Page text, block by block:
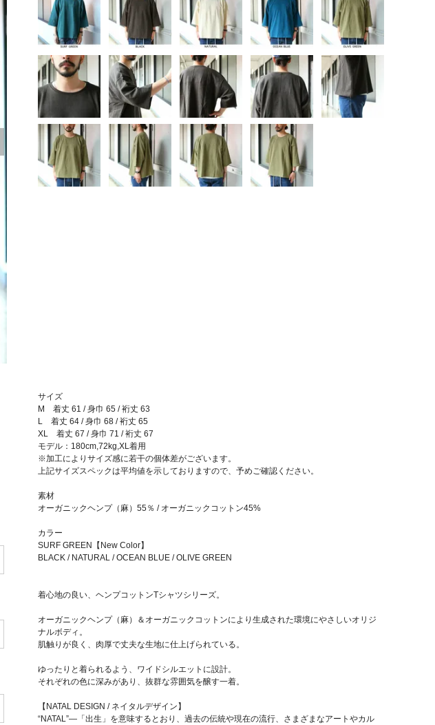
サイズ
M 着丈 61 / 身巾 65 / 裄丈 63
L 着丈 64 / 身巾 68 / 裄丈 65
XL 着丈 67 / 身巾 71 / 裄丈 67
モデル：180cm,72kg,XL着用
※加工によりサイズ感に若干の個体差がございます。
上記サイズスペックは平均値を示しておりますので、予めご確認ください。
素材
オーガニックヘンプ（麻）55％ / オーガニックコットン45%
カラー
SURF GREEN【New Color】
BLACK / NATURAL / OCEAN BLUE / OLIVE GREEN
着心地の良い、ヘンプコットンTシャツシリーズ。
オーガニックヘンプ（麻）＆オーガニックコットンにより生成された環境にやさしいオリジ
ナルボディ。
肌触りが良く、肉厚で丈夫な生地に仕上げられている。
ゆったりと着られるよう、ワイドシルエットに設計。
それぞれの色に深みがあり、抜群な雰囲気を醸す一着。
【NATAL DESIGN / ネイタルデザイン】
“NATAL”—「出生」を意味するとおり、過去の伝統や現在の流行、さまざまなアートやカル